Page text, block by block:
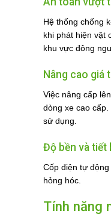
Hệ thống chống
khi phát hiện vật
khu vực đông
Nâng cao giá
Việc nâng cấp
dòng xe cao
sử dụng.
Độ bền và tiết
Cốp điện tự
hỏng hóc.
Tính năng